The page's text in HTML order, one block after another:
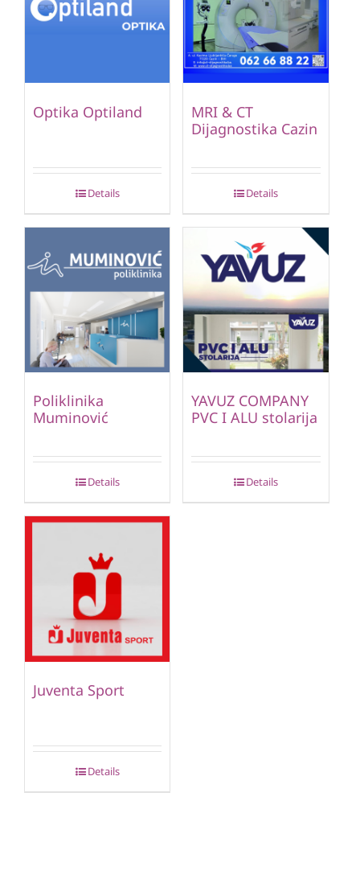
Optika Optiland
Details
MRI & CT
Dijagnostika Cazin
Details
Poliklinika
Muminović
Details
YAVUZ COMPANY
PVC I ALU stolarija
Details
Juventa Sport
Details